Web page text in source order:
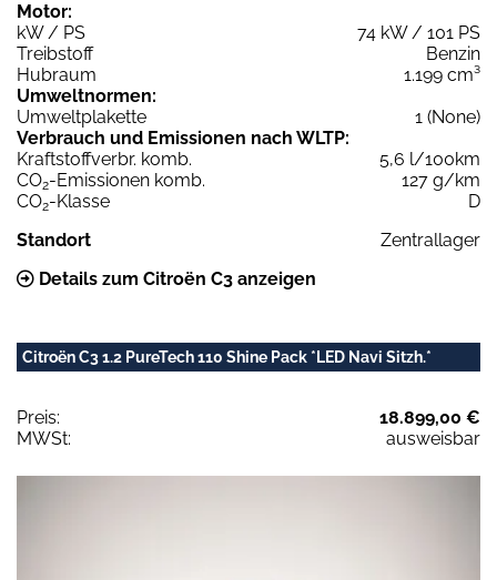
Motor:
kW / PS
74 kW / 101 PS
Treibstoff
Benzin
Hubraum
1.199 cm³
Umweltnormen:
Umweltplakette
1 (None)
Verbrauch und Emissionen nach WLTP:
Kraftstoffverbr. komb.
5,6 l/100km
CO2-Emissionen komb.
127 g/km
CO2-Klasse
D
Standort
Zentrallager
Details zum Citroën C3 anzeigen
Citroën C3 1.2 PureTech 110 Shine Pack *LED Navi Sitzh.*
Preis:
18.899,00 €
MWSt:
ausweisbar